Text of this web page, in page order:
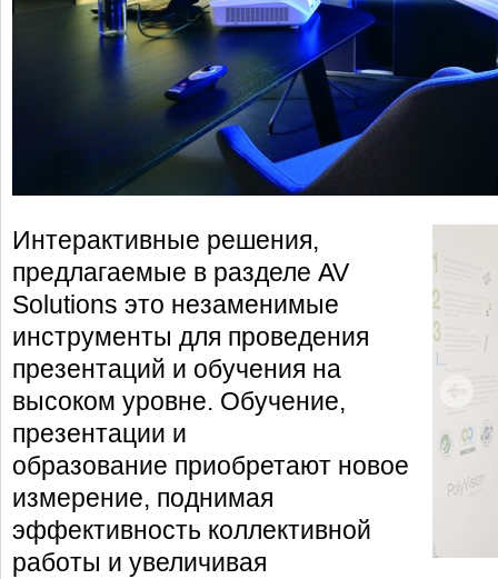
Интерактивные решения,
предлагаемые в разделе AV
Solutions это незаменимые
инструменты для проведения
презентаций и обучения на
высоком уровне. Обучение,
презентации и
образование приобретают новое
измерение, поднимая
эффективность коллективной
работы и увеличивая